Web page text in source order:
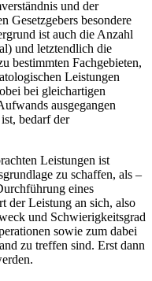
und der
Gesetzgebers besondere
ist auch die Anzahl
und letztendlich die
bestimmten Fachgebieten,
Leistungen
bei gleichartigen
ausgegangen
bedarf der
Leistungen ist
zu schaffen, als –
eines
der Leistung an sich, also
und Schwierigkeitsgrad
sowie zum dabei
zu treffen sind. Erst dann